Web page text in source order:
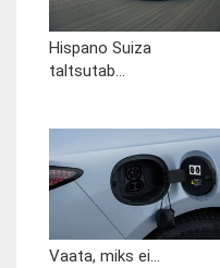
Hispano Suiza
taltsutab...
Vaata, miks ei...